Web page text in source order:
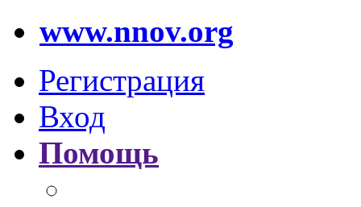
www.nnov.org
Регистрация
Вход
Помощь